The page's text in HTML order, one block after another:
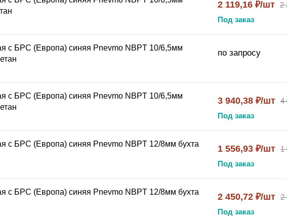
2 119,16 ₽/шт 2
Под заказ
с БРС (Европа) синяя Pnevmo NBPT 10/6,5мм
по запросу
с БРС (Европа) синяя Pnevmo NBPT 10/6,5мм
3 940,38 ₽/шт 4
Под заказ
с БРС (Европа) синяя Pnevmo NBPT 12/8мм бухта
1 556,93 ₽/шт 1
Под заказ
с БРС (Европа) синяя Pnevmo NBPT 12/8мм бухта
2 450,72 ₽/шт 2
Под заказ